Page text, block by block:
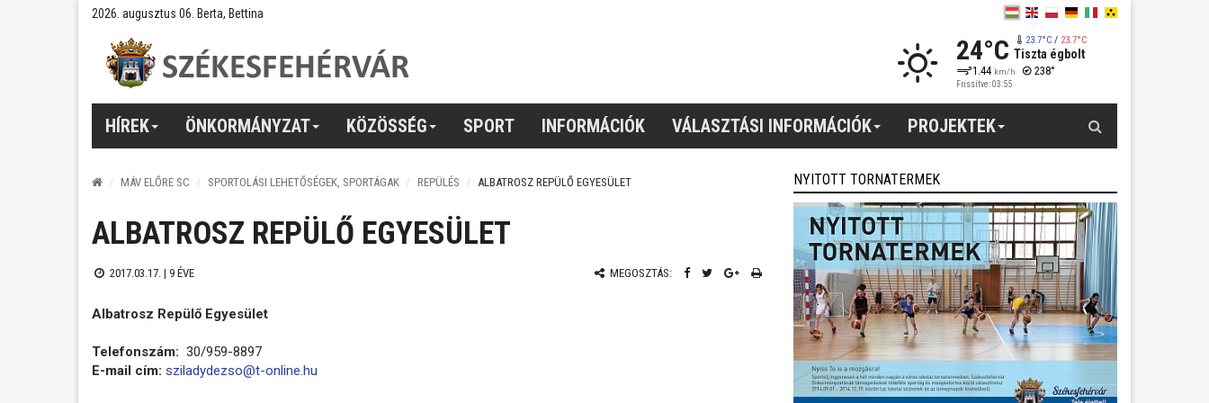
2026. augusztus 06. Berta, Bettina
24°C 23.7°C/ 23.7°C
Tiszta égbolt
1.44 km/h 238°
Frissítve: 03:55
HÍREK ÖNKORMÁNYZAT KÖZÖSSÉG SPORT INFORMÁCIÓK VÁLASZTÁSI INFORMÁCIÓK PROJEKTEK
MÁV ELŐRE SC SPORTOLÁSI LEHETŐSÉGEK, SPORTÁGAK REPÜLÉS ALBATROSZ REPÜLŐ EGYESÜLET
ALBATROSZ REPÜLŐ EGYESÜLET
2017.03.17. | 9 ÉVE MEGOSZTÁS:
Albatrosz Repülő Egyesület
Telefonszám: 30/959-8897
E-mail cím: sziladydezso@t-online.hu
NYITOTT TORNATERMEK